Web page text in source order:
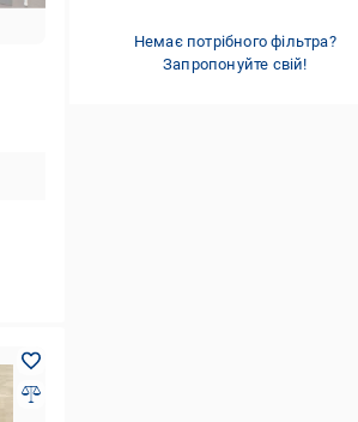
Немає потрібного фільтра?
Запропонуйте свій!